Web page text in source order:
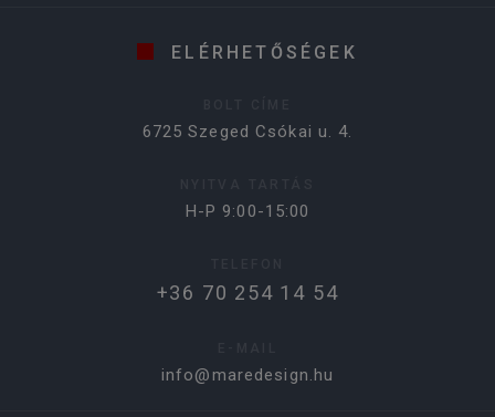
ELÉRHETŐSÉGEK
6725 Szeged Csókai u. 4.
H-P 9:00-15:00
+36 70 254 14 54
info@maredesign.hu